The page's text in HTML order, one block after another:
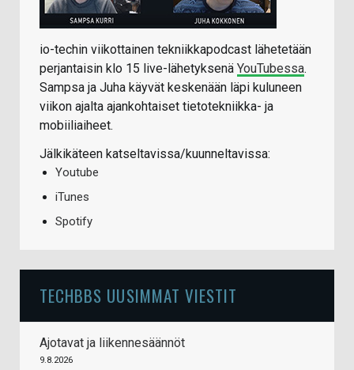
io-techin viikottainen tekniikkapodcast lähetetään
perjantaisin klo 15 live-lähetyksenä YouTubessa.
Sampsa ja Juha käyvät keskenään läpi kuluneen
viikon ajalta ajankohtaiset tietotekniikka- ja
mobiiliaiheet.
Jälkikäteen katseltavissa/kuunneltavissa:
Youtube
iTunes
Spotify
TECHBBS UUSIMMAT VIESTIT
Ajotavat ja liikennesäännöt
9.8.2026